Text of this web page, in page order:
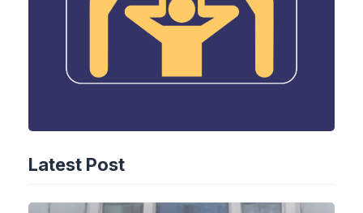
Latest Post